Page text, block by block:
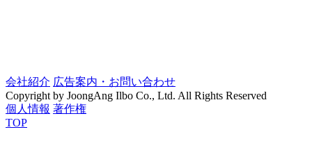
会社紹介 広告案内・お問い合わせ
Copyright by JoongAng Ilbo Co., Ltd. All Rights Reserved
個人情報 著作権
TOP